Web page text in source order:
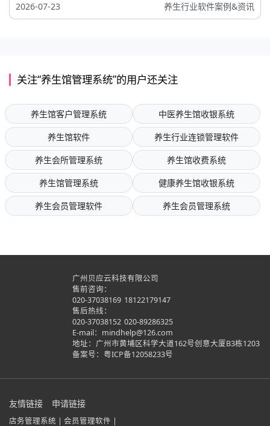
2026-07-23
养生行业软件案例&资讯
关注“养生馆管理系统”的用户还关注
养生馆客户管理系统
中医养生馆收银系统
养生馆软件
养生行业连锁管理软件
养生会所管理系统
养生馆收费系统
养生馆管理系统
健康养生馆收银系统
养生会员管理软件
养生会员管理系统
广州贝应云科技有限公司
售前咨询：
020-37038169 18122179147
售后热线：
020-37038152 020-89286325
E-mail：mindhelp@126.com
地址：广州市黄埔区科学大道162号创意大厦B3栋1203
备案号： 粤ICP备12058233号
友情链接 申请链接
店务管理系统 | 会员管理软件 |